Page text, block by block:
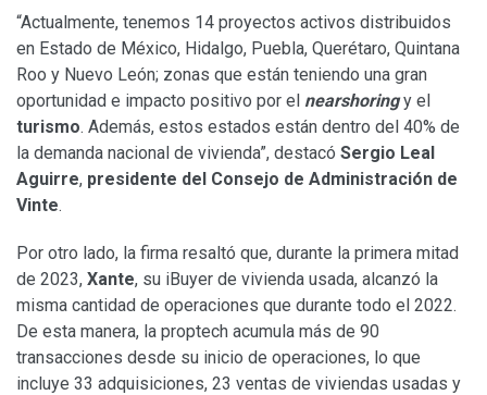
“Actualmente, tenemos 14 proyectos activos distribuidos
en Estado de México, Hidalgo, Puebla, Querétaro, Quintana
Roo y Nuevo León; zonas que están teniendo una gran
oportunidad e impacto positivo por el nearshoringy el
turismo. Además, estos estados están dentro del 40% de
la demanda nacional de vivienda”, destacó Sergio Leal
Aguirre, presidente del Consejo de Administración de
Vinte.
Por otro lado, la firma resaltó que, durante la primera mitad
de 2023, Xante, su iBuyer de vivienda usada, alcanzó la
misma cantidad de operaciones que durante todo el 2022.
De esta manera, la proptech acumula más de 90
transacciones desde su inicio de operaciones, lo que
incluye 33 adquisiciones, 23 ventas de viviendas usadas y